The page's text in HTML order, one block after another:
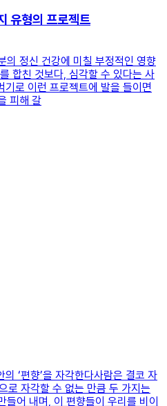
유형의 프로젝트
의 정신 건강에 미칠 부정적인 영향
합친 것보다, 심각할 수 있다는 사
로 이런 프로젝트에 발을 들이면
피해 갈
‘편향’을 자각한다사람은 결코 자
로 자각할 수 없는 만큼 두 가지는
어 내며, 이 편향들이 우리를 비이